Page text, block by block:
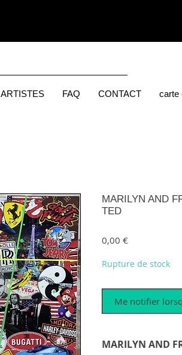
ARTISTES FAQ CONTACT carte
MARILYN AND
TED
0,00 €Prix
Rupture de stock
Me notifier
MARILYN AND